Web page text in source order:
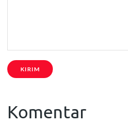
KIRIM
Komentar